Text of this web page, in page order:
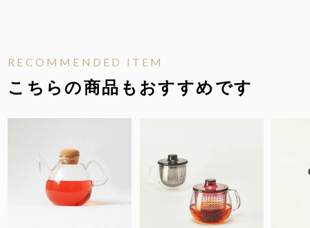
RECOMMENDED ITEM
こちらの商品もおすすめです